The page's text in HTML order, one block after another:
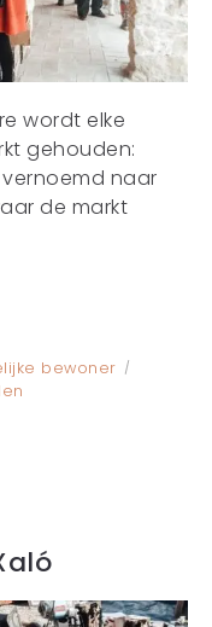
wordt elke
gehouden:
vernoemd naar
de markt
bewoner